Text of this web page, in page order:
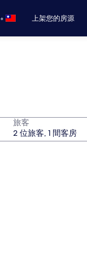
• 上架您的房源
旅客